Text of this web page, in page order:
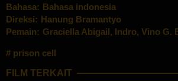
Bahasa: Bahasa indonesia
Direksi: Hanung Bramantyo
Pemain: Graciella Abigail, Indro, Vino G.
prison cell
FILM TERKAIT